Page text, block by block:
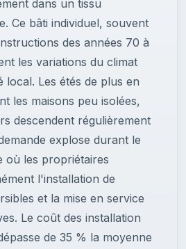
dans un tissu
Ce bâti individuel, souvent
des années 70 à
les variations du climat
local. Les étés de plus en
les maisons peu isolées,
descendent régulièrement
explose durant le
où les propriétaires
l'installation de
et la mise en service
Le coût des installation
de 35 % la moyenne